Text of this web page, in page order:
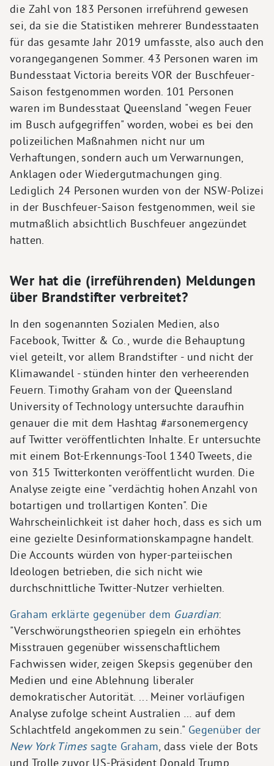
die Zahl von 183 Personen irreführend gewesen
sei, da sie die Statistiken mehrerer Bundesstaaten
für das gesamte Jahr 2019 umfasste, also auch den
vorangegangenen Sommer. 43 Personen waren im
Bundesstaat Victoria bereits VOR der Buschfeuer-
Saison festgenommen worden. 101 Personen
waren im Bundesstaat Queensland "wegen Feuer
im Busch aufgegriffen" worden, wobei es bei den
polizeilichen Maßnahmen nicht nur um
Verhaftungen, sondern auch um Verwarnungen,
Anklagen oder Wiedergutmachungen ging.
Lediglich 24 Personen wurden von der NSW-Polizei
in der Buschfeuer-Saison festgenommen, weil sie
mutmaßlich absichtlich Buschfeuer angezündet
hatten.
Wer hat die (irreführenden) Meldungen
über Brandstifter verbreitet?
In den sogenannten Sozialen Medien, also
Facebook, Twitter & Co., wurde die Behauptung
viel geteilt, vor allem Brandstifter - und nicht der
Klimawandel - stünden hinter den verheerenden
Feuern. Timothy Graham von der Queensland
University of Technology untersuchte daraufhin
genauer die mit dem Hashtag #arsonemergency
auf Twitter veröffentlichten Inhalte. Er untersuchte
mit einem Bot-Erkennungs-Tool 1340 Tweets, die
von 315 Twitterkonten veröffentlicht wurden. Die
Analyse zeigte eine "verdächtig hohen Anzahl von
botartigen und trollartigen Konten". Die
Wahrscheinlichkeit ist daher hoch, dass es sich um
eine gezielte Desinformationskampagne handelt.
Die Accounts würden von hyper-parteiischen
Ideologen betrieben, die sich nicht wie
durchschnittliche Twitter-Nutzer verhielten.
Graham erklärte gegenüber dem Guardian:
"Verschwörungstheorien spiegeln ein erhöhtes
Misstrauen gegenüber wissenschaftlichem
Fachwissen wider, zeigen Skepsis gegenüber den
Medien und eine Ablehnung liberaler
demokratischer Autorität. ... Meiner vorläufigen
Analyse zufolge scheint Australien … auf dem
Schlachtfeld angekommen zu sein." Gegenüber der
New York Timessagte Graham , dass viele der Bots
und Trolle zuvor US-Präsident Donald Trump